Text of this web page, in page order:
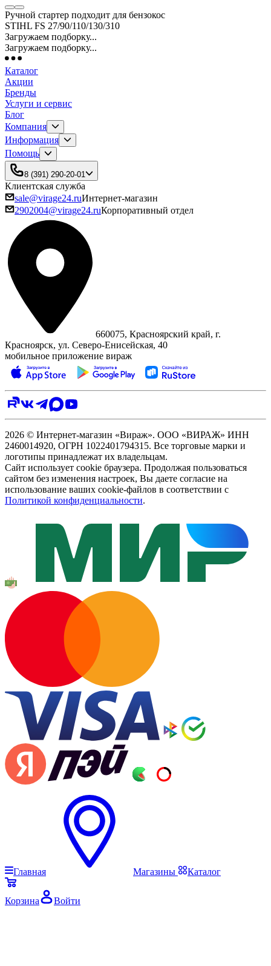
Ручной стартер подходит для бензокос
STIHL FS 27/90/110/130/310
Загружаем подборку...
Загружаем подборку...
Каталог
Акции
Бренды
Услуги и сервис
Блог
Компания
Информация
Помощь
8 (391) 290-20-01
Клиентская служба
sale@virage24.ruИнтернет-магазин
2902004@virage24.ruКорпоративный отдел
660075, Красноярский край, г.
Красноярск, ул. Северо‑Енисейская, 40
мобильное приложение вираж
2026 © Интернет-магазин «Вираж». ООО «ВИРАЖ» ИНН
2460014920, ОГРН 1022401794315. Все торговые марки и
логотипы принадлежат их владельцам.
Сайт использует cookie браузера. Продолжая пользоваться
сайтом без изменения настроек, Вы даете согласие на
использование ваших cookie-файлов в соответствии с
Политикой конфиденциальности.
Главная Магазины Каталог
Корзина Войти